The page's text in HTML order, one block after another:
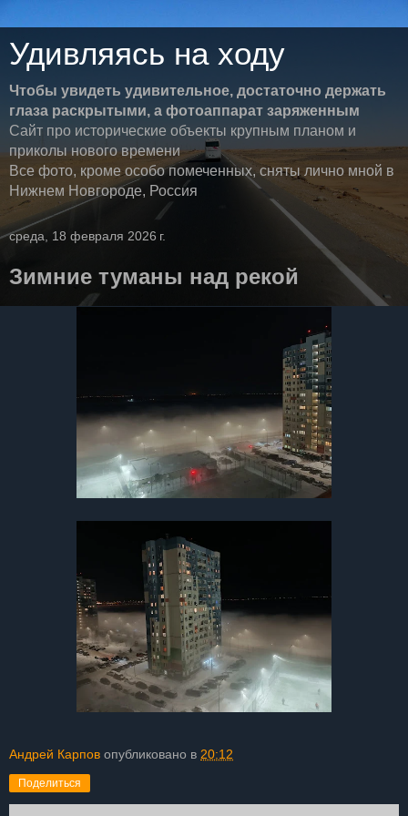
Удивляясь на ходу
Чтобы увидеть удивительное, достаточно держать
глаза раскрытыми, а фотоаппарат заряженным
Сайт про исторические объекты крупным планом и
приколы нового времени
Все фото, кроме особо помеченных, сняты лично мной в
Нижнем Новгороде, Россия
среда, 18 февраля 2026 г.
Зимние туманы над рекой
Андрей Карпов опубликовано в 20:12
Поделиться